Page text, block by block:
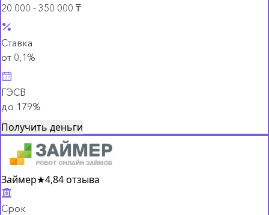
20 000 - 350 000 ₸
Ставка
от 0,1%
ГЭСВ
до 179%
Получить деньги
Займер★4,84 отзыва
Срок